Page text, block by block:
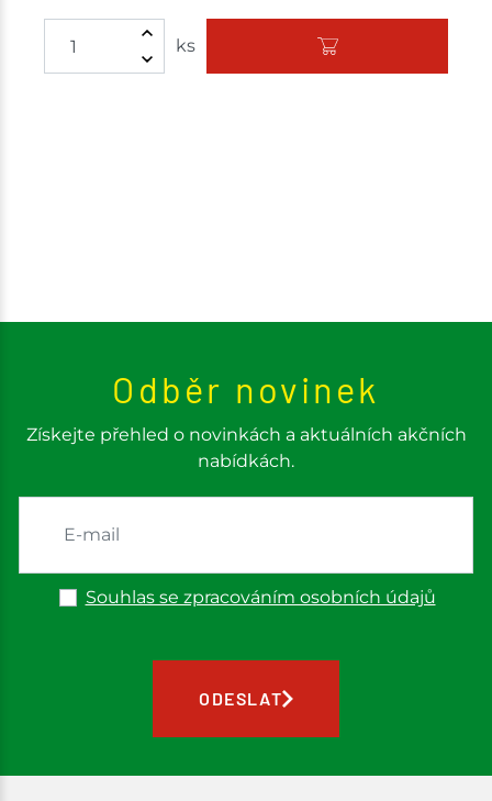
ks Množství
Odběr novinek
Získejte přehled o novinkách a aktuálních akčních
nabídkách.
Souhlas se zpracováním osobních údajů
ODESLAT